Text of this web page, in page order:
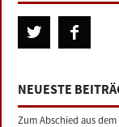
NEUESTE
Zum Abschied aus